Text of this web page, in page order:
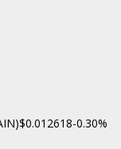
$0.012618-0.30%